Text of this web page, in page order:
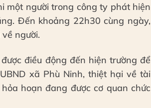
một người trong công ty phát hiện
Đến khoảng 22h30 cùng ngày,
người.
điều động đến hiện trường để
xã Phù Ninh, thiệt hại về tài
hoạn đang được cơ quan chức